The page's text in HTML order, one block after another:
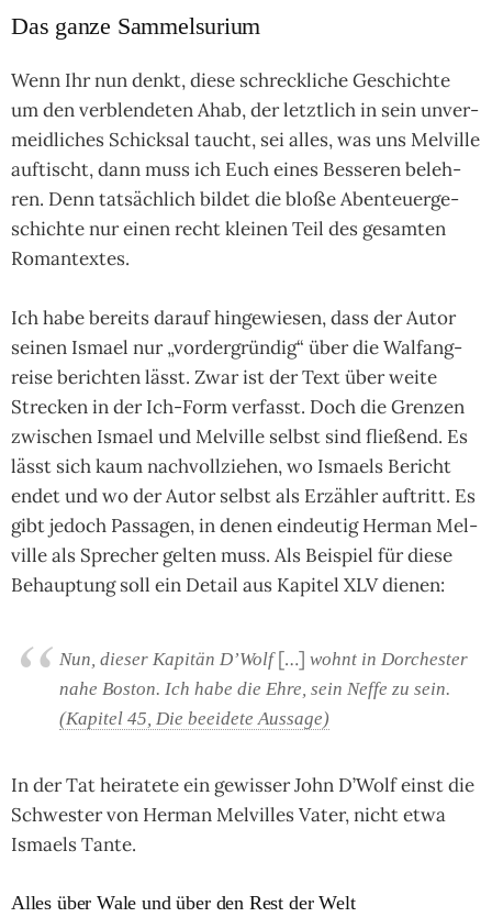
Das ganze Sammelsurium
Wenn Ihr nun denkt, diese schreck­li­che Ge­schich­te
um den ver­blen­de­ten Ahab, der letzt­lich in sein unver­
meid­li­ches Schick­sal taucht, sei alles, was uns Mel­ville
auf­tischt, dann muss ich Euch eines Bes­se­ren beleh­
ren. Denn tat­säch­lich bil­det die bloße Aben­teuer­ge­
schich­te nur einen recht klei­nen Teil des gesam­ten
Roman­tex­tes.
Ich habe bereits darauf hin­gewie­sen, dass der Autor
sei­nen Ismael nur „vor­der­grün­dig“ über die Wal­fang­
reise berich­ten lässt. Zwar ist der Text über weite
Stre­cken in der Ich-Form ver­fasst. Doch die Gren­zen
zwi­schen Ismael und Mel­ville selbst sind flie­ßend. Es
lässt sich kaum nach­voll­zie­hen, wo Isma­els Bericht
endet und wo der Autor selbst als Erzäh­ler auf­tritt. Es
gibt jedoch Pas­sa­gen, in denen ein­deutig Her­man Mel­
ville als Spre­cher gel­ten muss. Als Bei­spiel für diese
Behaup­tung soll ein Detail aus Kapi­tel XLV die­nen:
Nun, die­ser Kapi­tän D’Wolf[…] wohnt in Dor­ches­ter
nahe Bos­ton. Ich habe die Ehre, sein Neffe zu sein.
(Kapi­tel 45, Die beei­dete Aus­sage)
In der Tat hei­ra­tete ein gewis­ser John D’Wolf einst die
Schwes­ter von Her­man Mel­vil­les Vater, nicht etwa
Isma­els Tante.
Alles über Wale und über den Rest der Welt